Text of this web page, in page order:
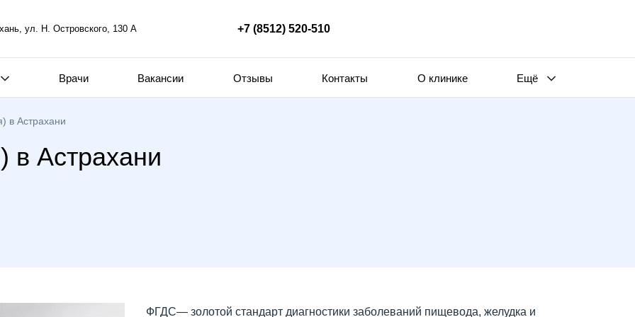
ул. Н. Островского, 130 А +7 (8512) 520-510
Врачи Вакансии Отзывы Контакты О клинике Ещё
в Астрахани
в Астрахани
ФГДС— золотой стандарт диагностики заболеваний пищевода, желудка и